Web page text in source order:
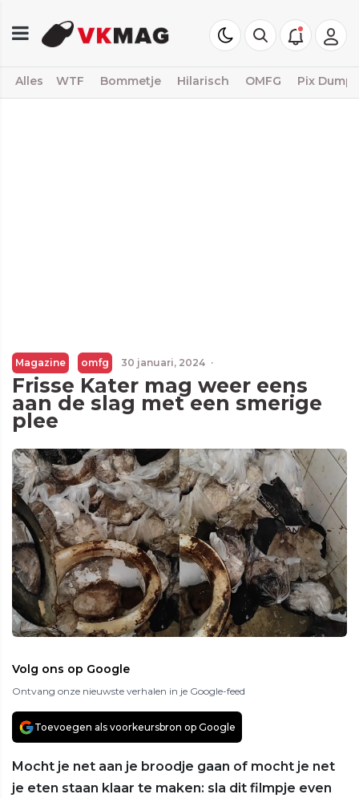
Alles WTF Bommetje Hilarisch OMFG Pix Dump
Magazine omfg 30 januari, 2024 ·
Frisse Kater mag weer eens
aan de slag met een smerige
plee
Volg ons op Google
Ontvang onze nieuwste verhalen in je Google-feed
Toevoegen als voorkeursbron op Google
Mocht je net aan je broodje gaan of mocht je net
je eten staan klaar te maken: sla dit filmpje even